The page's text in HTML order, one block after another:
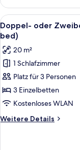
Doppel-
oder
-
Zweibettzimmer
Alle
Fotos
für
Doppel-
oder
Zweibettzimmer,
3 Einzelbetten
(with
extra
bed)
9
Doppel- oder
bed)
20 m²
1 Schlafzimmer
Platz für 3 Personen
3 Einzelbetten
Kostenloses WLAN
Weitere Details
Weitere